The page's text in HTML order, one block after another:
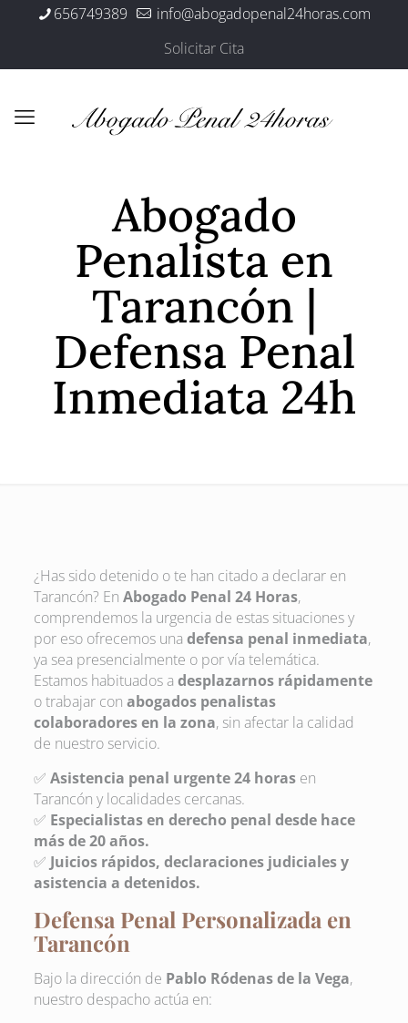
656749389
info@abogadopenal24horas.com
Solicitar Cita
Abogado
Penalista en
Tarancón |
Defensa Penal
Inmediata 24h
¿Has sido detenido o te han citado a declarar en
Tarancón? En Abogado Penal 24 Horas,
comprendemos la urgencia de estas situaciones y
por eso ofrecemos una defensa penal inmediata,
ya sea presencialmente o por vía telemática.
Estamos habituados a desplazarnos rápidamente
o trabajar con abogados penalistas
colaboradores en la zona, sin afectar la calidad
de nuestro servicio.
✅ Asistencia penal urgente 24 horasen
Tarancón y localidades cercanas.
✅ Especialistas en derecho penal desde hace
más de 20 años.
✅ Juicios rápidos, declaraciones judiciales y
asistencia a detenidos.
Defensa Penal Personalizada en
Tarancón
Bajo la dirección de Pablo Ródenas de la Vega,
nuestro despacho actúa en: